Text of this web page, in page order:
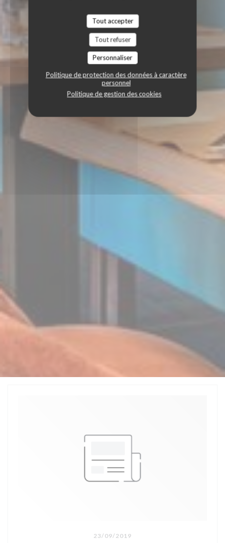
Tout accepter
Tout refuser
Personnaliser
Politique de protection des données à caractère
personnel
Politique de gestion des cookies
23/09/2019